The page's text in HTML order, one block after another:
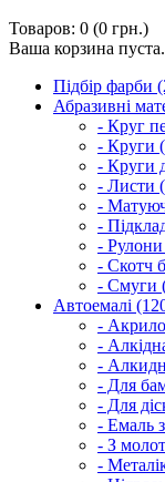
Товаров: 0 (0 грн.)
Ваша корзина пуста.
Підбір фарби
Абразивні
- Круг
- Круги
- Круги
- Листи
-
-
-
- Скотч
- Смуги
Автоемалі
-
-
-
- Для
- Для
- Емаль
- З
-